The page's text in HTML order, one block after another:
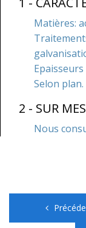
Matières:
Selon plan.
2 - SUR
Nous